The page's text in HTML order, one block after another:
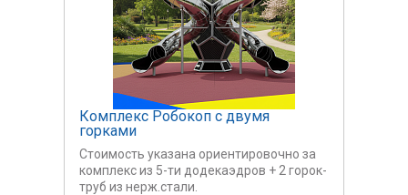
Комплекс Робокоп с двумя
горками
Стоимость указана ориентировочно за
комплекс из 5-ти додекаэдров + 2 горок-
труб из нерж.стали.